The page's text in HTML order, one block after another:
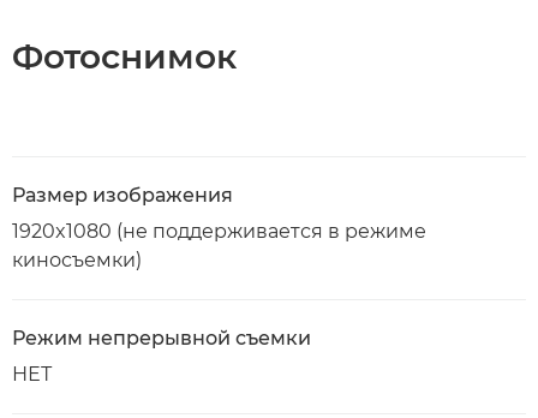
Фотоснимок
Размер изображения
1920x1080 (не поддерживается в режиме
киносъемки)
Режим непрерывной съемки
НЕТ